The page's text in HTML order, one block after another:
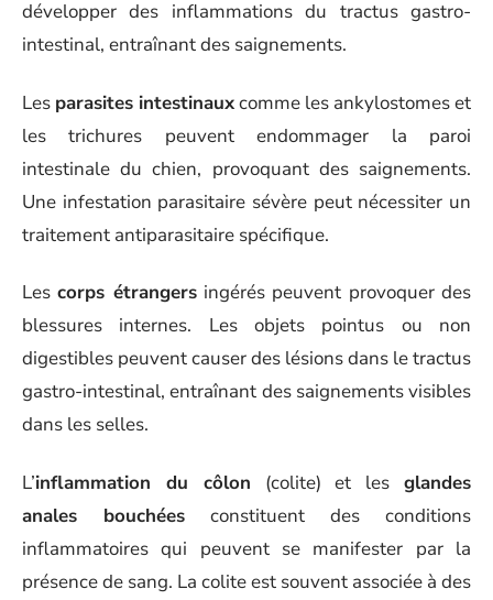
développer des inflammations du tractus gastro-
intestinal, entraînant des saignements.
Les parasites intestinauxcomme les ankylostomes et
les trichures peuvent endommager la paroi
intestinale du chien, provoquant des saignements.
Une infestation parasitaire sévère peut nécessiter un
traitement antiparasitaire spécifique.
Lescorps étrangersingérés peuvent provoquer des
blessures internes. Les objets pointus ou non
digestibles peuvent causer des lésions dans le tractus
gastro-intestinal, entraînant des saignements visibles
dans les selles.
L’inflammation du côlon (colite) et lesglandes
anales bouchées constituent des conditions
inflammatoires qui peuvent se manifester par la
présence de sang. La colite est souvent associée à des